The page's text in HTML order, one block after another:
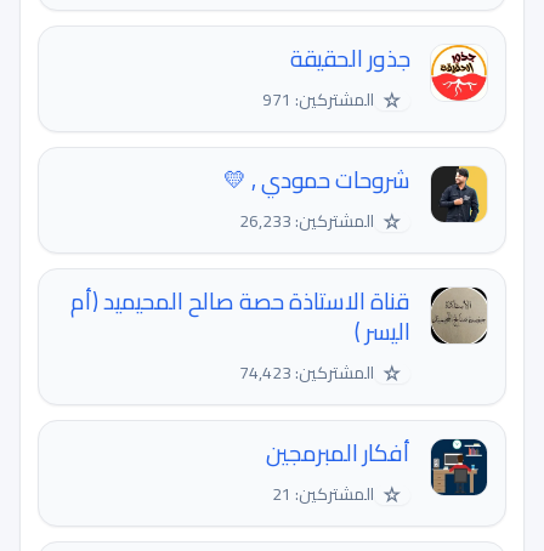
جذور الحقيقة
☆ المشتركين: 971
شروحات حمودي , 💛
☆ المشتركين: 26,233
قناة الاستاذة حصة صالح المحيميد (أم
اليسر )
☆ المشتركين: 74,423
أفكار المبرمجين
☆ المشتركين: 21